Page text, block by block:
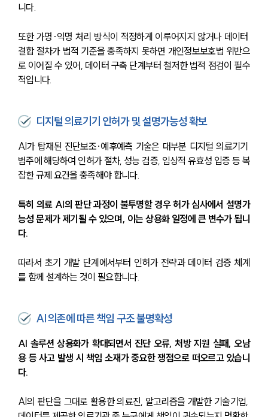
니다.
또한 가명·익명 처리 방식이 적정하게 이루어지지 않거나 데이터
결합 절차가 법적 기준을 충족하지 못하면 개인정보보호법 위반으
로 이어질 수 있어, 데이터 구축 단계부터 철저한 법적 점검이 필수
적입니다.
디지털 의료기기 인허가 및 설명가능성 확보
AI가 탑재된 진단보조·예후예측 기술은 대부분 디지털 의료기기
범주에 해당하여 인허가 절차, 성능 검증, 임상적 유효성 입증 등 복
잡한 규제 요건을 충족해야 합니다.
특히 의료 AI의 판단 과정이 불투명할 경우 허가 심사에서 설명가
능성 문제가 제기될 수 있으며, 이는 상용화 일정에 큰 변수가 됩니
다.
따라서 초기 개발 단계에서부터 인허가 전략과 데이터 검증 체계
를 함께 설계하는 것이 필요합니다.
AI 의존에 따른 책임 구조 불명확성
AI 솔루션 상용화가 확대되면서 진단 오류, 처방 지원 실패, 오남
용 등 사고 발생 시 책임 소재가 중요한 쟁점으로 떠오르고 있습니
다.
AI의 판단을 그대로 활용한 의료진, 알고리즘을 개발한 기술기업,